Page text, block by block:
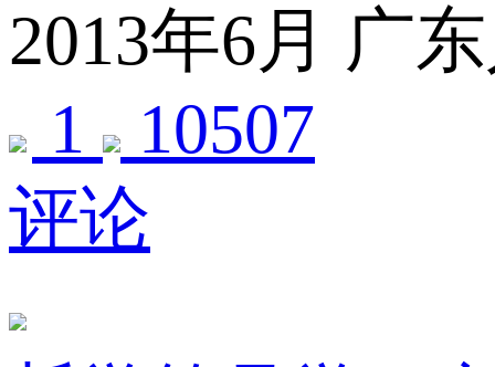
2013年6月 广
1
10507
评论